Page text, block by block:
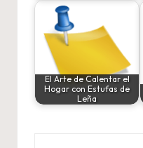
El Arte de Calentar el
Hogar con Estufas de
Leña